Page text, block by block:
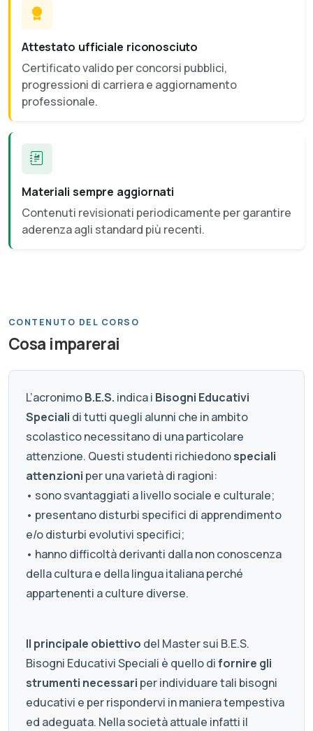
Attestato ufficiale riconosciuto
Certificato valido per concorsi pubblici,
progressioni di carriera e aggiornamento
professionale.
Materiali sempre aggiornati
Contenuti revisionati periodicamente per garantire
aderenza agli standard più recenti.
CONTENUTO DEL CORSO
Cosa imparerai
L’acronimoB.E.S. indica i Bisogni Educativi
Speciali di tutti quegli alunni che in ambito
scolastico necessitano di una particolare
attenzione. Questi studenti richiedonospeciali
attenzioni per una varietà di ragioni:
• sono svantaggiati a livello sociale e culturale;
• presentano disturbi specifici di apprendimento
e/o disturbi evolutivi specifici;
• hanno difficoltà derivanti dalla non conoscenza
della cultura e della lingua italiana perché
appartenenti a culture diverse.
Il principale obiettivo del Master sui B.E.S.
Bisogni Educativi Speciali è quello difornire gli
strumenti necessari per individuare tali bisogni
educativi e per rispondervi in maniera tempestiva
ed adeguata. Nella società attuale infatti il